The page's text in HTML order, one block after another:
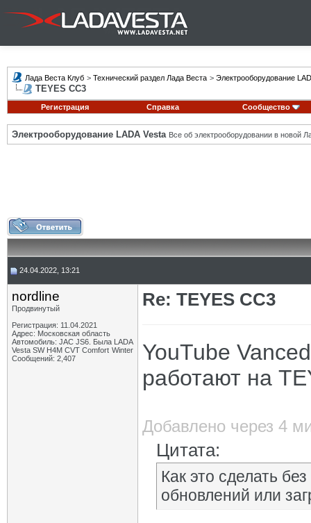
Лада Веста Клуб > Технический раздел Лада Веста > Электрооборудование
TEYES CC3
Регистрация Справка Сообщество
Электрооборудование LADA Vesta Все об электрооборудовании в новой
24.04.2022, 13:21
nordline
Продвинутый
Регистрация: 11.04.2021
Адрес: Московская область
Автомобиль: JAC JS6. Была LADA
Vesta SW H4M CVT Comfort Winter
Сообщений: 2,407
Re: TEYES CC3
YouTube
работают на
Добавлено через 4
Цитата:
Как это сделать
обновлений или